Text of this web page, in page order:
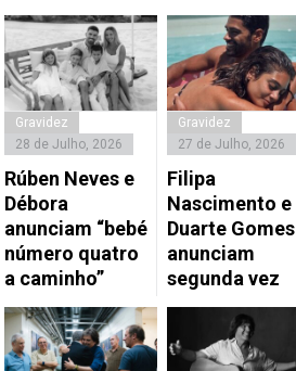
Gravidez
28 de Julho, 2026
Rúben Neves e
Débora
anunciam “bebé
número quatro
a caminho”
Gravidez
27 de Julho, 2026
Filipa
Nascimento e
Duarte Gomes
anunciam
segunda vez